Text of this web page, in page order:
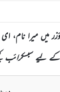
میں میرا نام،
کے لیے سبسکرائب